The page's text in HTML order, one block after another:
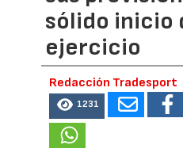
sólido inicio
ejercicio
Redacción Tradesport
1231